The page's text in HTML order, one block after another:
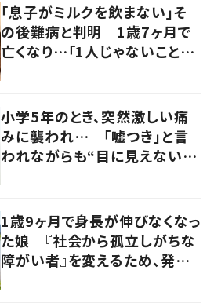
「息子がミルクを飲まない」そ
の後難病と判明 1歳7ヶ月で
亡くなり…「1人じゃないことを
小学5年のとき、突然激しい痛
みに襲われ… 「嘘つき」と言
われながらも“目に見えない
1歳9ヶ月で身長が伸びなくなっ
た娘 『社会から孤立しがちな
障がい者』を変えるため、発信